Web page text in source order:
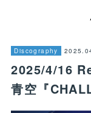
Discography
2025/4/16
青空『